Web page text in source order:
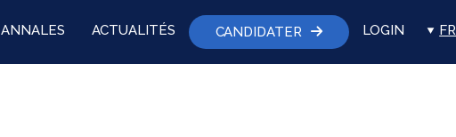
ANNALES ACTUALITÉS CANDIDATER LOGIN FR